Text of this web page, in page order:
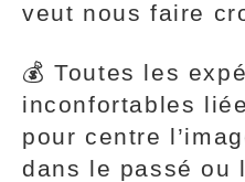
veut nous faire
💰 Toutes les
inconfortables
pour centre
dans le passé ou